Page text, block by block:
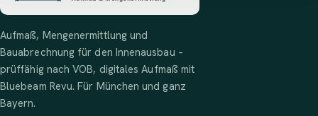
Aufmaß, Mengenermittlung und
Bauabrechnung für den Innenausbau –
prüffähig nach VOB, digitales Aufmaß mit
Bluebeam Revu. Für München und ganz
Bayern.